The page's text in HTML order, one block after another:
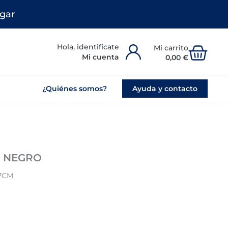
Mi cuenta 0,00 €
¿Quiénes somos? Ayuda y contacto